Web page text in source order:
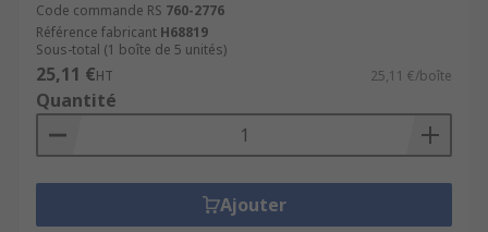
Code commande RS 760-2776
Référence fabricant H68819
Sous-total (1 boîte de 5 unités)
25,11 €HT 25,11 €/boîte
Quantité
Ajouter